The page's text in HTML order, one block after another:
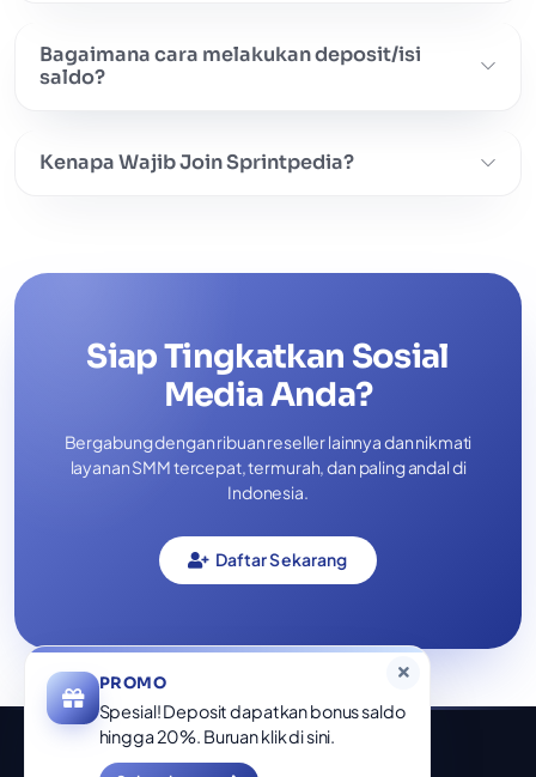
PROMO
Spesial! Deposit dapatkan bonus saldo
hingga 20%. Buruan klik di sini.
masih banyak layanan lainnya.
Bagaimana cara mendaftarnya? Apakah ada
biaya pendaftaran?
Bagaimana cara melakukan deposit/isi
saldo?
Kenapa Wajib Join Sprintpedia?
Siap Tingkatkan Sosial
Media Anda?
Bergabung dengan ribuan reseller lainnya dan nikmati
layanan SMM tercepat, termurah, dan paling andal di